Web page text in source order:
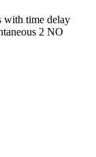
with time delay
2 NO